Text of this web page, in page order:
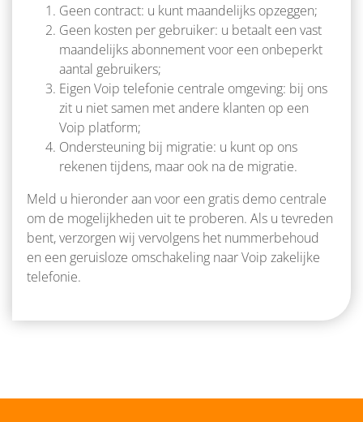
Geen contract: u kunt maandelijks opzeggen;
Geen kosten per gebruiker: u betaalt een vast
maandelijks abonnement voor een onbeperkt
aantal gebruikers;
Eigen Voip telefonie centrale omgeving: bij ons
zit u niet samen met andere klanten op een
Voip platform;
Ondersteuning bij migratie: u kunt op ons
rekenen tijdens, maar ook na de migratie.
Meld u hieronder aan voor een gratis demo centrale
om de mogelijkheden uit te proberen. Als u tevreden
bent, verzorgen wij vervolgens het nummerbehoud
en een geruisloze omschakeling naar Voip zakelijke
telefonie.